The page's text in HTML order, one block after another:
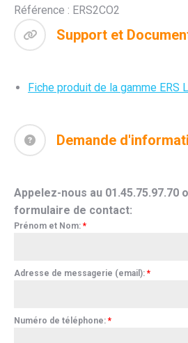
Référence : ERS2CO2
Support et
Fiche produit de la gamme ERS
Demande
Appelez-nous au 01.45.75.97.70
formulaire de contact:
Prénom et Nom: *
Adresse de messagerie (email): *
Numéro de téléphone: *